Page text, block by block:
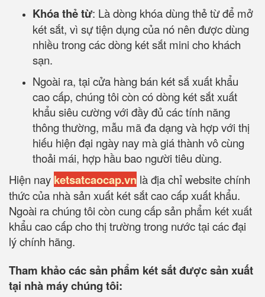
Khóa thẻ từ: Là dòng khóa dùng thẻ từ để mở
két sắt, vì sự tiện dụng của nó nên được dùng
nhiều trong các dòng két sắt mini cho khách
sạn.
Ngoài ra, tại cửa hàng bán két sắ xuất khẩu
cao cấp, chúng tôi còn có dòng két sắt xuất
khẩu siêu cường với đầy đủ các tính năng
thông thường, mẫu mã đa dạng và hợp với thị
hiếu hiện đại ngày nay mà giá thành vô cùng
thoải mái, hợp hầu bao người tiêu dùng.
Hiện nay ketsatcaocap.vn là địa chỉ website chính
thức của nhà sản xuất két sắt cao cấp xuất khẩu.
Ngoài ra chúng tôi còn cung cấp sản phẩm két xuất
khẩu cao cấp cho thị trường trong nước tại các đại
lý chính hãng.
Tham khảo các sản phẩm két sắt được sản xuất
tại nhà máy chúng tôi: